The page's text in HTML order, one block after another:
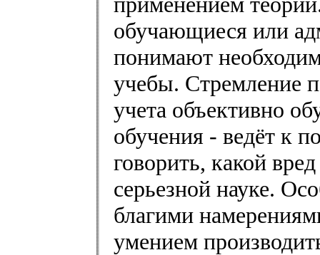
обучающиеся или
понимают
учебы. Стремление
учета объективно
обучения - ведёт к
говорить, какой
серьезной науке.
благими
умением